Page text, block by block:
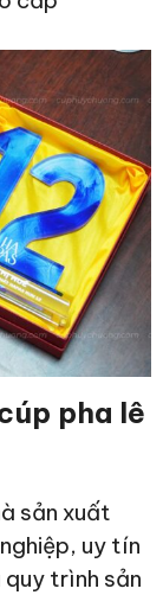
pha lê
sản xuất
uy tín
quy trình sản